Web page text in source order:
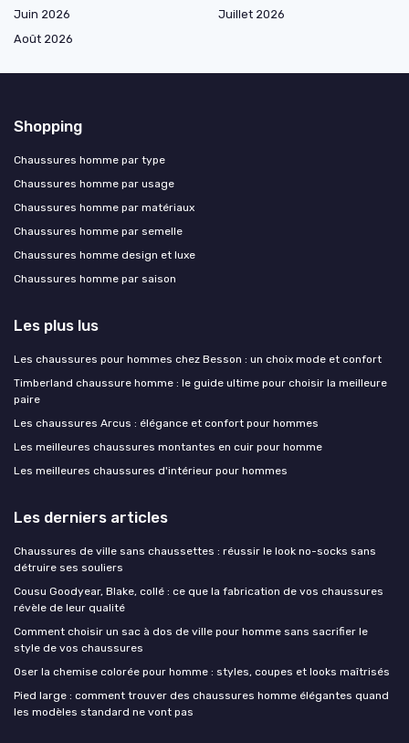
Juin 2026
Juillet 2026
Août 2026
Shopping
Chaussures homme par type
Chaussures homme par usage
Chaussures homme par matériaux
Chaussures homme par semelle
Chaussures homme design et luxe
Chaussures homme par saison
Les plus lus
Les chaussures pour hommes chez Besson : un choix mode et confort
Timberland chaussure homme : le guide ultime pour choisir la meilleure
paire
Les chaussures Arcus : élégance et confort pour hommes
Les meilleures chaussures montantes en cuir pour homme
Les meilleures chaussures d'intérieur pour hommes
Les derniers articles
Chaussures de ville sans chaussettes : réussir le look no-socks sans
détruire ses souliers
Cousu Goodyear, Blake, collé : ce que la fabrication de vos chaussures
révèle de leur qualité
Comment choisir un sac à dos de ville pour homme sans sacrifier le
style de vos chaussures
Oser la chemise colorée pour homme : styles, coupes et looks maîtrisés
Pied large : comment trouver des chaussures homme élégantes quand
les modèles standard ne vont pas